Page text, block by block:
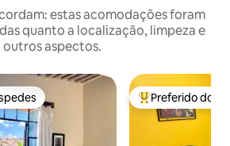
estas acomodações foram
quanto a localização, limpeza e
outros aspectos.
dos hóspedes Entre os
Preferido dos